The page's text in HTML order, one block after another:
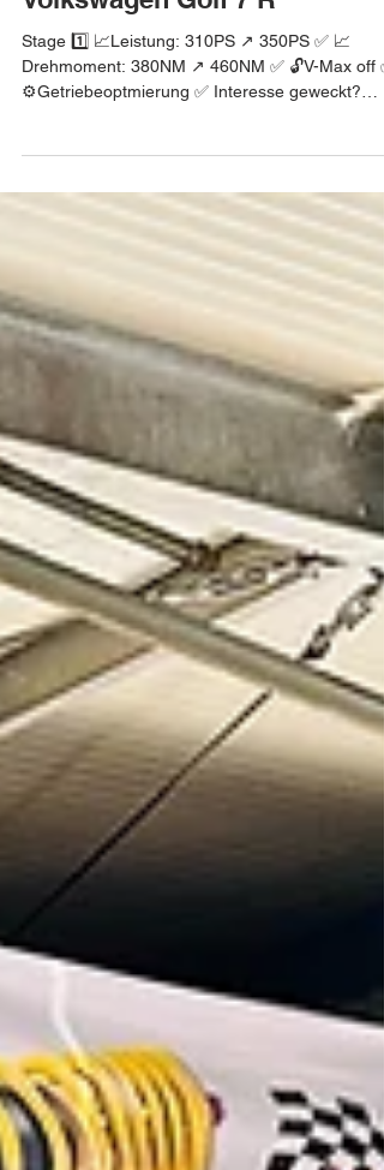
Next Level Optimierung
Volkswagen Golf 7 R
Stage 1️⃣ 📈Leistung: 310PS ↗️ 350PS ✅ 📈
⚙️Getriebeoptmierung ✅ Interesse geweckt?
Auto steckt. Melde dich bei uns! #vw
#golf #golfgti #vwgolf #vwgolfgti #golf7gti #golfr
#golf7r #softwareoptimierung
#kennfeldoptimierung #chiptuning #stage1
#next_level_tuning #getriebeoptimierung
#getriebeanpassung #chiptuninghamburg
#hamburg